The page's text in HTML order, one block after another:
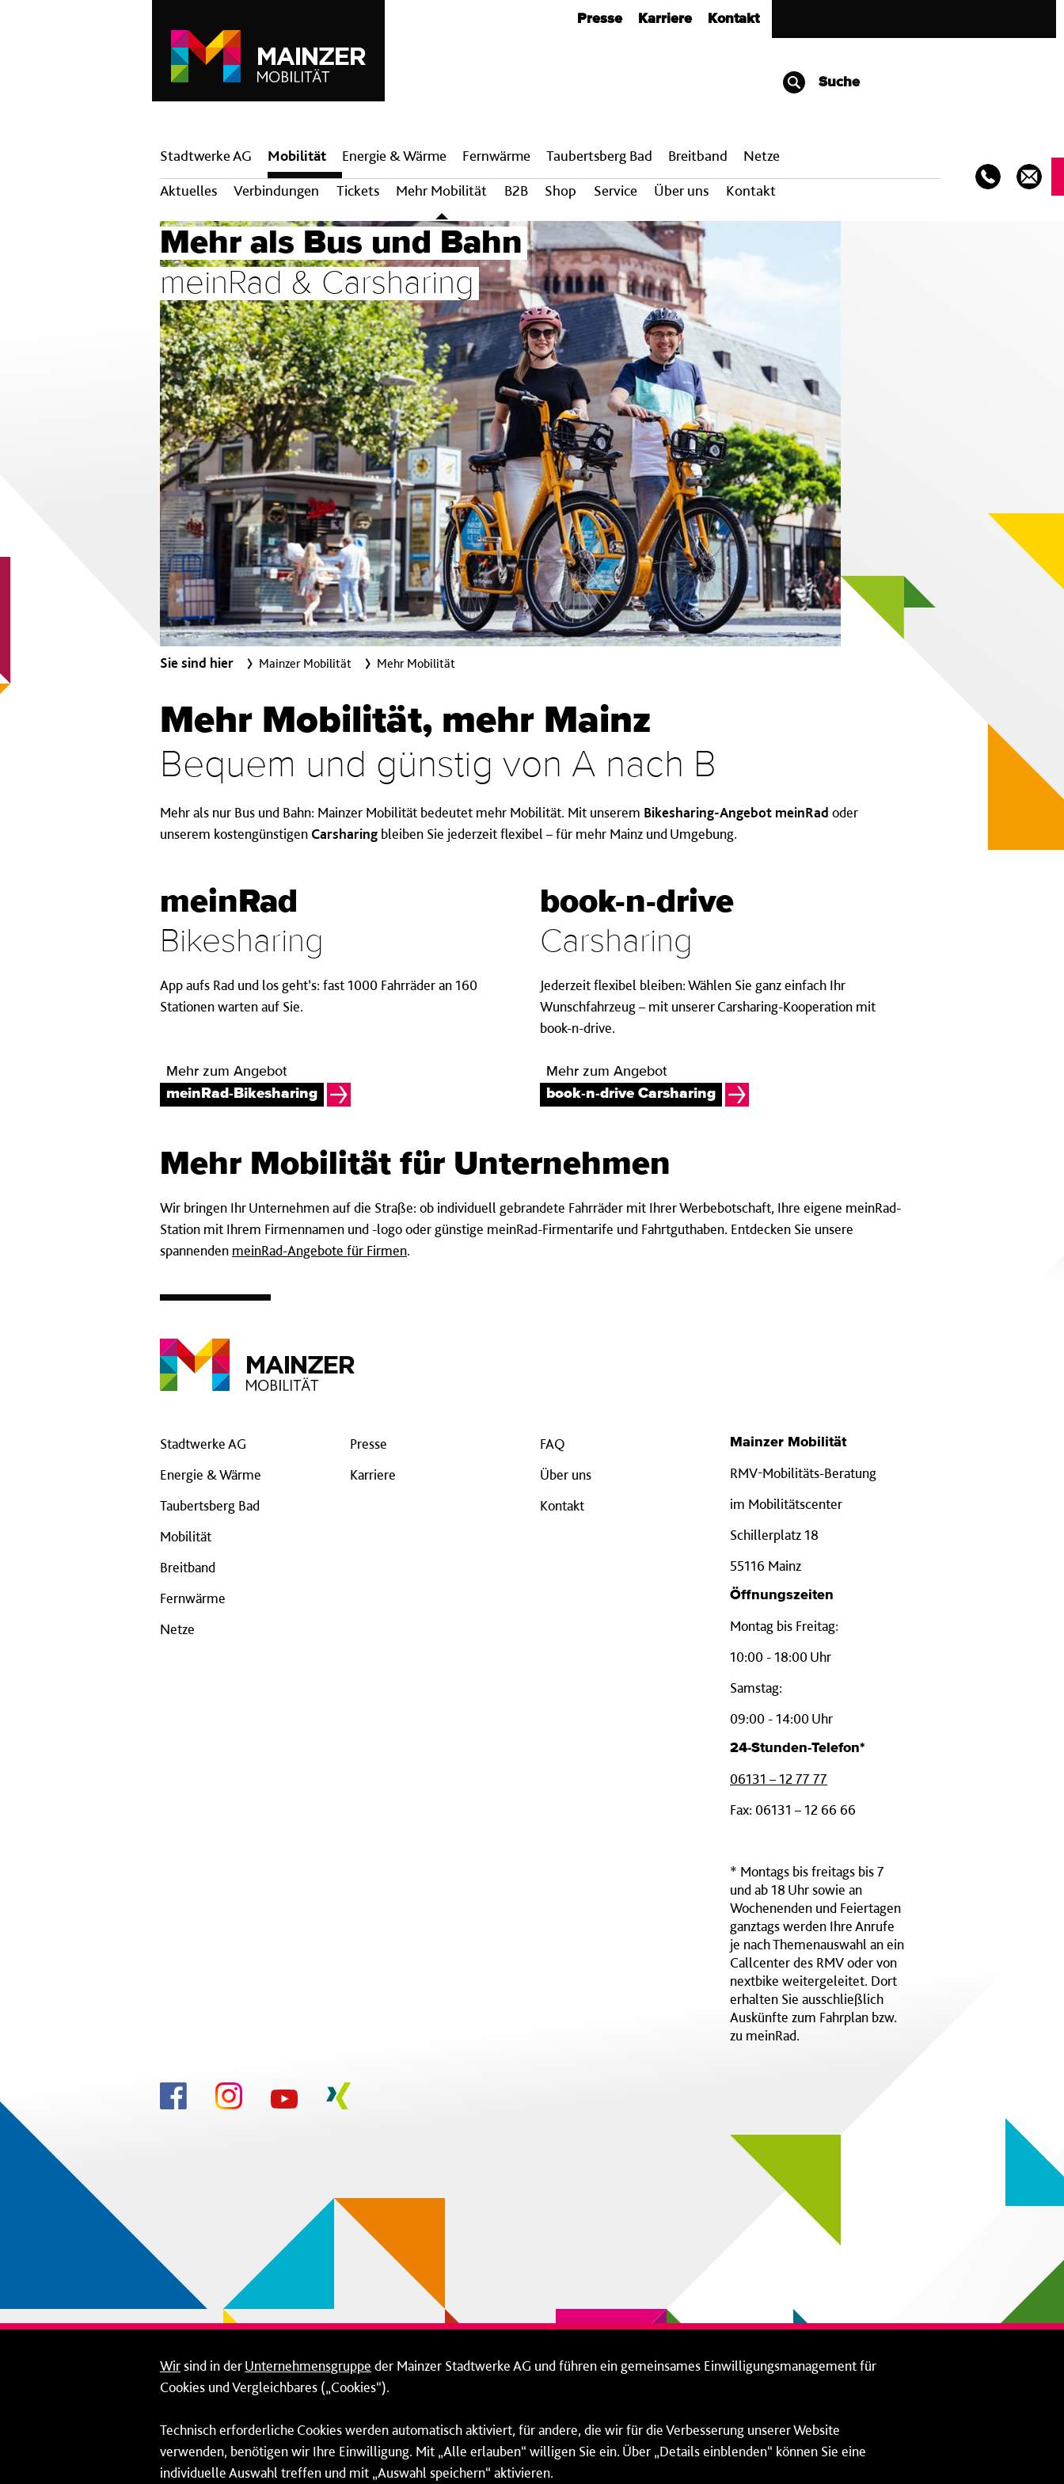
Presse Karriere Kontakt
Suche
Hauptnavigation
Stadtwerke AG
Mobilität
Aktuelles
Verbindungen Tickets Mehr Mobilität B2B Shop Service Über uns Kontakt
Energie & Wärme Fern­wärme Taubertsberg Bad Breit­band Netze
Mehr als Bus und Bahn
meinRad & Carsharing
Sie sind hier Mainzer Mobilität Mehr Mobilität
Mehr Mobilität, mehr Mainz
Bequem und günstig von A nach B
Mehr als nur Bus und Bahn: Mainzer Mobilität bedeutet mehr Mobilität. Mit unserem Bikesharing-Angebot meinRad oder
unserem kostengünstigen Carsharing bleiben Sie jederzeit flexibel – für mehr Mainz und Umgebung.
meinRad
Bikesharing
App aufs Rad und los geht’s: fast 1000 Fahrräder an 160
Stationen warten auf Sie.
Mehr zum Angebot
meinRad-Bikesharing
book-n-drive
Carsharing
Jederzeit flexibel bleiben: Wählen Sie ganz einfach Ihr
Wunschfahrzeug – mit unserer Carsharing-Kooperation mit
book-n-drive.
Mehr zum Angebot
book-n-drive Carsharing
Mehr Mobilität für Unternehmen
Wir bringen Ihr Unternehmen auf die Straße: ob individuell gebrandete Fahrräder mit Ihrer Werbebotschaft, Ihre eigene meinRad-
Station mit Ihrem Firmennamen und -logo oder günstige meinRad-Firmentarife und Fahrtguthaben. Entdecken Sie unsere
spannenden meinRad-Angebote für Firmen.
Stadtwerke AG
Energie & Wärme
Taubertsberg Bad
Mobilität
Breitband
Fernwärme
Netze
Presse
Karriere
FAQ
Über uns
Kontakt
Mainzer Mobilität
RMV-Mobilitäts-Beratung
im Mobilitätscenter
Schillerplatz 18
55116 Mainz
Öffnungszeiten
Montag bis Freitag:
10:00 - 18:00 Uhr
Samstag:
09:00 - 14:00 Uhr
24-Stunden-Telefon*
06131 – 12 77 77
Fax: 06131 – 12 66 66
* Montags bis freitags bis 7
und ab 18 Uhr sowie an
Wochenenden und Feiertagen
ganztags werden Ihre Anrufe
je nach Themenauswahl an ein
Callcenter des RMV oder von
nextbike weitergeleitet. Dort
erhalten Sie ausschließlich
Auskünfte zum Fahrplan bzw.
zu meinRad.
Wirsind in derUnternehmensgruppe der Mainzer Stadtwerke AG und führen ein gemeinsames Einwilligungsmanagement für
Cookies und Vergleichbares („Cookies“).
Technisch erforderliche Cookies werden automatisch aktiviert, für andere, die wir für die Verbesserung unserer Website
verwenden, benötigen wir Ihre Einwilligung. Mit „Alle erlauben“ willigen Sie ein. Über „Details einblenden“ können Sie eine
individuelle Auswahl treffen und mit „Auswahl speichern“ aktivieren.